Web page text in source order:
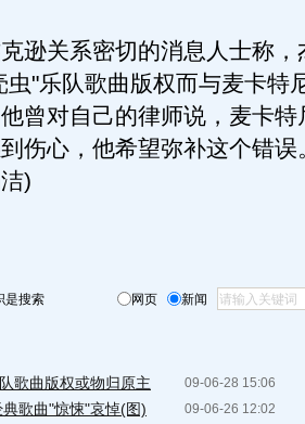
关系密切的消息人士称，
虫"乐队歌曲版权而与麦卡特
曾对自己的律师说，麦卡特
伤心，他希望弥补这个错误
)
是搜索 网页 新闻
09-06-28 15:06
歌曲版权或物归原主
09-06-26 12:02
歌曲"惊悚"哀悼(图)